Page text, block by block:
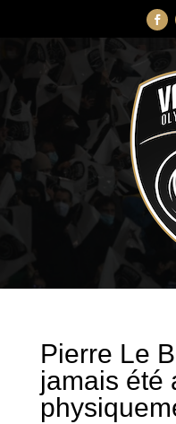
Pierre Le
jamais été